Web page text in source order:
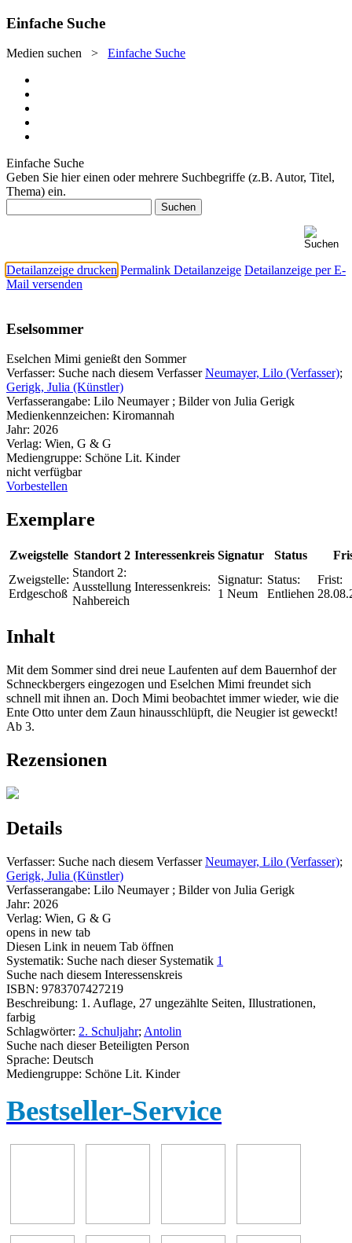
Einfache Suche
Medien suchen > Einfache Suche
Einfache Suche
Geben Sie hier einen oder mehrere Suchbegriffe (z.B. Autor, Titel,
Thema) ein.
Detailanzeige drucken Permalink Detailanzeige Detailanzeige per E-
Mail versenden
Eselsommer
Eselchen Mimi genießt den Sommer
Verfasser: Suche nach diesem Verfasser Neumayer, Lilo (Verfasser);
Gerigk, Julia (Künstler)
Verfasserangabe: Lilo Neumayer ; Bilder von Julia Gerigk
Medienkennzeichen: Kiromannah
Jahr: 2026
Verlag: Wien, G & G
Mediengruppe: Schöne Lit. Kinder
nicht verfügbar
Vorbestellen
Exemplare
Zweigstelle Standort 2 Interessenkreis Signatur Status
Zweigstelle:
Erdgeschoß
Standort 2:
Ausstellung
Nahbereich
Interessenkreis:
Signatur:
1 Neum
Status:
Entliehen
Frist:
Inhalt
Mit dem Sommer sind drei neue Laufenten auf dem Bauernhof der
Schneckbergers eingezogen und Eselchen Mimi freundet sich
schnell mit ihnen an. Doch Mimi beobachtet immer wieder, wie die
Ente Otto unter dem Zaun hinausschlüpft, die Neugier ist geweckt!
Ab 3.
Rezensionen
Details
Verfasser: Suche nach diesem Verfasser Neumayer, Lilo (Verfasser);
Gerigk, Julia (Künstler)
Verfasserangabe: Lilo Neumayer ; Bilder von Julia Gerigk
Jahr: 2026
Verlag: Wien, G & G
opens in new tab
Diesen Link in neuem Tab öffnen
Systematik: Suche nach dieser Systematik 1
Suche nach diesem Interessenskreis
ISBN: 9783707427219
Beschreibung: 1. Auflage, 27 ungezählte Seiten, Illustrationen,
farbig
Schlagwörter: 2. Schuljahr; Antolin
Suche nach dieser Beteiligten Person
Sprache: Deutsch
Mediengruppe: Schöne Lit. Kinder
Bestseller-Service